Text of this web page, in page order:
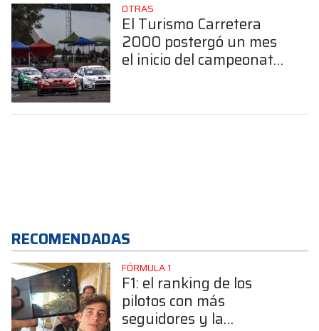
OTRAS
El Turismo Carretera
2000 postergó un mes
el inicio del campeonato
RECOMENDADAS
FÓRMULA 1
F1: el ranking de los
pilotos con más
seguidores y la